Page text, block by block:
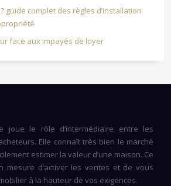
guide complet des règles d’installation
face aux impayés de loyer
joue le rôle d’intermédiaire entre les
Elle connaît très bien le marché
estimer la valeur d’une maison. Ce
mesure d’activer les ventes et de vous
à la hauteur de vos exigences.